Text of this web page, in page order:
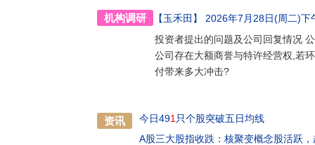
机构调研 【玉禾田】
2026年7月28日(周二)下
投资者提出的问题及公司回复情况
公司存在大额商誉与特许经营权,若
付带来多大冲击?
资讯 今日491 只个股突破五日均线
A股三大股指收跌：核聚变概念股活跃，